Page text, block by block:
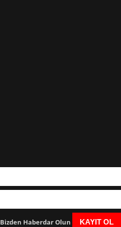
Bizden Haberdar Olun KAYIT OL